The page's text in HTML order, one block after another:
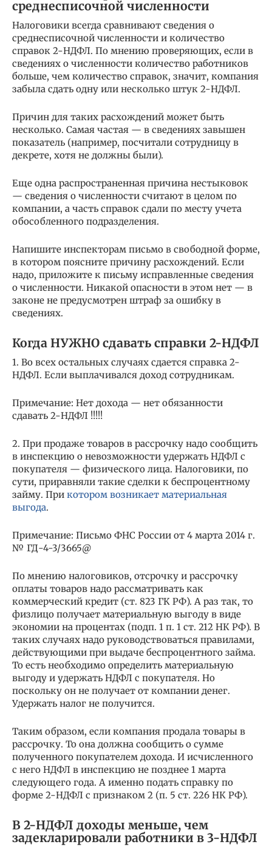
среднесписочной численности
Налоговики всегда сравнивают сведения о
среднесписочной численности и количество
справок 2-НДФЛ. По мнению проверяющих, если в
сведениях о численности количество работников
больше, чем количество справок, значит, компания
забыла сдать одну или несколько штук 2-НДФЛ.
Причин для таких расхождений может быть
несколько. Самая частая — в сведениях завышен
показатель (например, посчитали сотрудницу в
декрете, хотя не должны были).
Еще одна распространенная причина нестыковок
— сведения о численности считают в целом по
компании, а часть справок сдали по месту учета
обособленного подразделения.
Напишите инспекторам письмо в свободной форме,
в котором поясните причину расхождений. Если
надо, приложите к письму исправленные сведения
о численности. Никакой опасности в этом нет — в
законе не предусмотрен штраф за ошибку в
сведениях.
Когда НУЖНО сдавать справки 2-НДФЛ
1. Во всех остальных случаях сдается справка 2-
НДФЛ. Если выплачивался доход сотрудникам.
Примечание: Нет дохода — нет обязанности
сдавать 2-НДФЛ !!!!!
2. При продаже товаров в рассрочку надо сообщить
в инспекцию о невозможности удержать НДФЛ с
покупателя — физического лица. Налоговики, по
сути, приравняли такие сделки к беспроцентному
займу. При котором возникает материальная
выгода.
Примечание: Письмо ФНС России от 4 марта 2014 г.
№ ГД-4-3/3665@
По мнению налоговиков, отсрочку и рассрочку
оплаты товаров надо рассматривать как
коммерческий кредит (ст. 823 ГК РФ). А раз так, то
физлицо получает материальную выгоду в виде
экономии на процентах (подп. 1 п. 1 ст. 212 НК РФ). В
таких случаях надо руководствоваться правилами,
действующими при выдаче беспроцентного займа.
То есть необходимо определить материальную
выгоду и удержать НДФЛ с покупателя. Но
поскольку он не получает от компании денег.
Удержать налог не получится.
Таким образом, если компания продала товары в
рассрочку. То она должна сообщить о сумме
полученного покупателем дохода. И исчисленного
с него НДФЛ в инспекцию не позднее 1 марта
следующего года. А именно подать справку по
форме 2-НДФЛ с признаком 2 (п. 5 ст. 226 НК РФ).
В 2-НДФЛ доходы меньше, чем
задекларировали работники в 3-НДФЛ